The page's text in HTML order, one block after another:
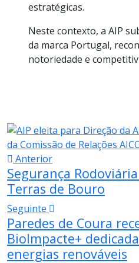
estratégicas.
Neste contexto, a AIP
da marca Portugal,
notoriedade e
Anterior
Segurança
Terras de Bouro
Seguinte
Paredes de Coura
BioImpacte+
energias renováveis